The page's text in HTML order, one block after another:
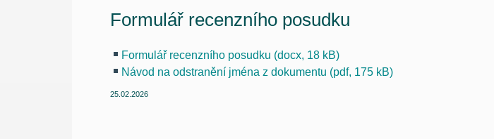
Formulář recenzního posudku
Formulář recenzního posudku (docx, 18 kB)
Návod na odstranění jména z dokumentu (pdf, 175 kB)
25.02.2026